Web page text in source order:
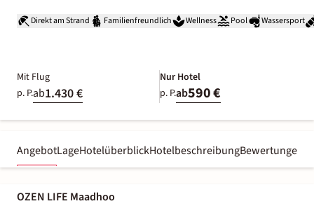
Direkt am Strand Familienfreundlich Wellness Pool Wassersport
Mit Flug
p. P.ab1.430 €
Nur Hotel
p. P.ab590 €
AngebotLageHotelüberblickHotelbeschreibungBewertungen
OZEN LIFE Maadhoo